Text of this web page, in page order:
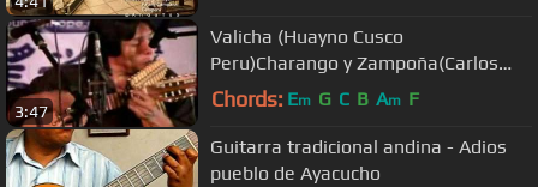
3:47
Valicha (Huayno Cusco
Peru)Charango y Zampoña(Carlos
Carm..)
Chords: Em G C B Am F
Guitarra tradicional andina - Adios
pueblo de Ayacucho